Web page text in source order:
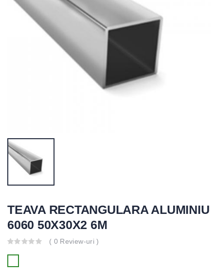
TEAVA RECTANGULARA ALUMINIU
6060 50X30X2 6M
( 0 Review-uri )